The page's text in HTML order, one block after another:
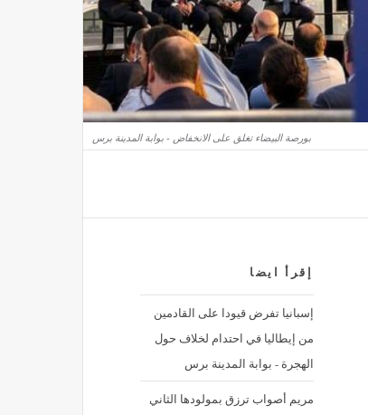
بورصة البيضاء تغلق على الانخفاض - بوابة المدينة برس
إقرأ ايضا
إسبانيا تفرض قيودا على القادمين
من إيطاليا في احتدام لخلاف حول
الهجرة - بوابة المدينة برس
مريم أصواب ترزق بمولودها الثاني